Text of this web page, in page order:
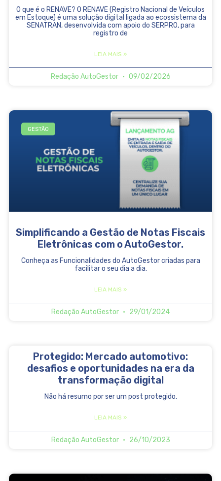
O que é o RENAVE? O RENAVE (Registro Nacional de Veículos
em Estoque) é uma solução digital ligada ao ecossistema da
SENATRAN, desenvolvida com apoio do SERPRO, para
registro de
LEIA MAIS »
Redação AutoGestor 09/02/2026
GESTÃO
Simplificando a Gestão de Notas Fiscais
Eletrônicas com o AutoGestor.
Conheça as Funcionalidades do AutoGestor criadas para
facilitar o seu dia a dia.
LEIA MAIS »
Redação AutoGestor 29/01/2024
Protegido: Mercado automotivo:
desafios e oportunidades na era da
transformação digital
Não há resumo por ser um post protegido.
LEIA MAIS »
Redação AutoGestor 26/10/2023